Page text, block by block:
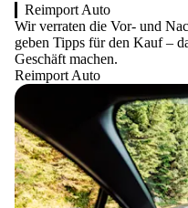
Reimport Auto
Wir verraten die Vor- und
geben Tipps für den Kauf –
Geschäft machen.
Reimport Auto